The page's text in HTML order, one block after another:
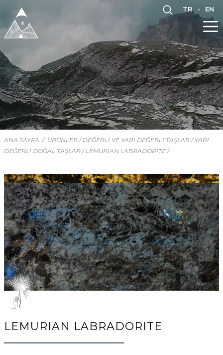
TR - EN
ANA SAYFA / ÜRÜNLER /DEĞERLİ VE YARI DEĞERLİ TAŞLAR /YARI
DEĞERLİ DOĞAL TAŞLAR /LEMURIAN LABRADORITE /
LEMURIAN LABRADORITE